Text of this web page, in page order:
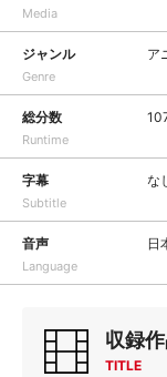
Media
ジャンル
Genre
ア
総分数
Runtime
字幕
Subtitle
な
音声
Language
日
収録
TITLE